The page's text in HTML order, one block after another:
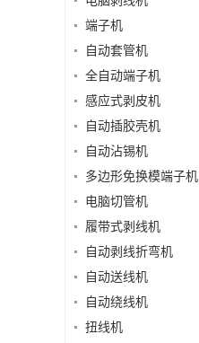
端子机
自动套管机
全自动端子机
感应式剥皮机
自动插胶壳机
自动沾锡机
多边形免换模端子机
电脑切管机
履带式剥线机
自动剥线折弯机
自动送线机
自动绕线机
扭线机